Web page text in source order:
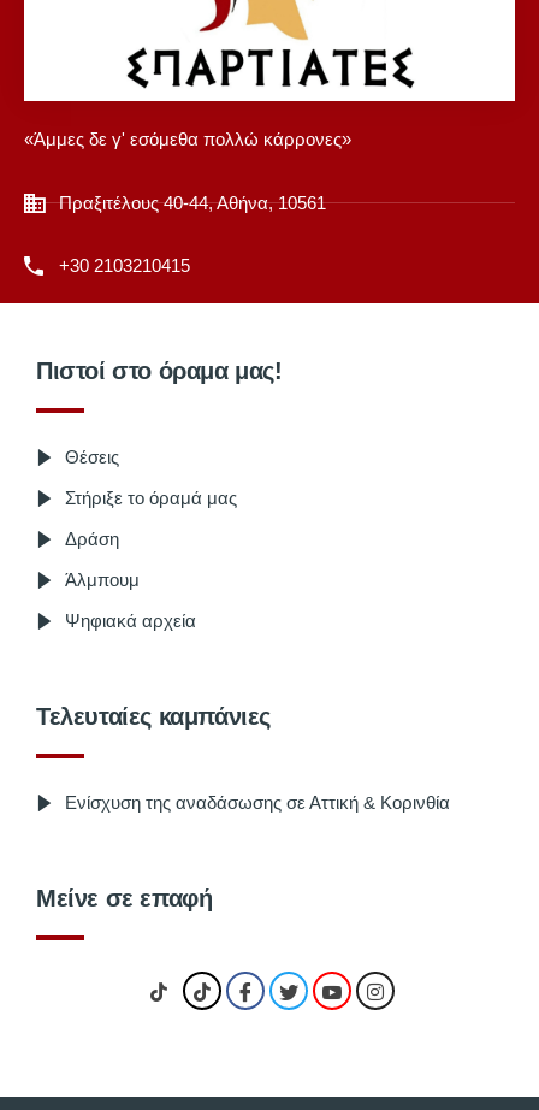
«Άμμες δε γ' εσόμεθα πολλώ κάρρονες»
Πραξιτέλους 40-44, Αθήνα, 10561
+30 2103210415
Πιστοί στο όραμα μας!
Θέσεις
Στήριξε το όραμά μας
Δράση
Άλμπουμ
Ψηφιακά αρχεία
Τελευταίες καμπάνιες
Ενίσχυση της αναδάσωσης σε Αττική & Κορινθία
Μείνε σε επαφή